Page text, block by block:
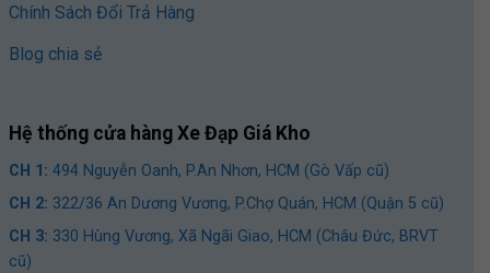
Chính Sách Đổi Trả Hàng
Blog chia sẻ
Hệ thống cửa hàng Xe Đạp Giá Kho
CH 1: 494 Nguyễn Oanh, P.An Nhơn, HCM (Gò Vấp cũ)
CH 2: 322/36 An Dương Vương, P.Chợ Quán, HCM (Quận 5 cũ)
CH 3: 330 Hùng Vương, Xã Ngãi Giao, HCM (Châu Đức, BRVT
cũ)